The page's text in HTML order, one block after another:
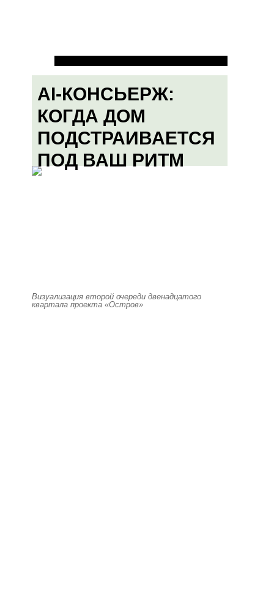
AI-КОНСЬЕРЖ:
КОГДА ДОМ
ПОДСТРАИВАЕТСЯ
ПОД ВАШ РИТМ
Визуализация второй очереди двенадцатого
квартала проекта «Остров»